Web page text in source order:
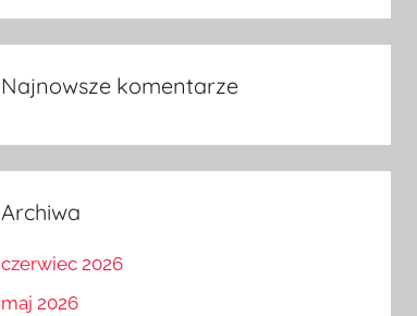
Najnowsze komentarze
Archiwa
czerwiec 2026
maj 2026